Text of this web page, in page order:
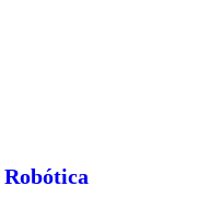
Robótica